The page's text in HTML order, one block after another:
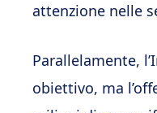
attenzione nelle
Parallelamente,
obiettivo, ma